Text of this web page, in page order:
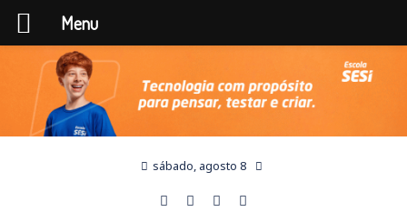
sábado, agosto 8
Menu